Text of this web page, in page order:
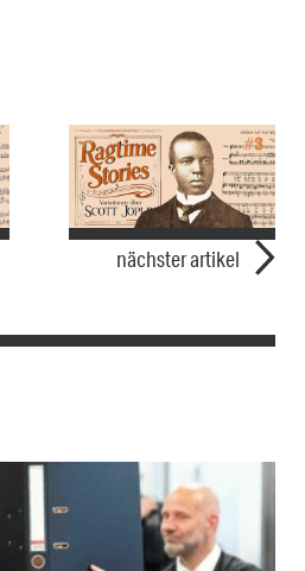
nächster artikel